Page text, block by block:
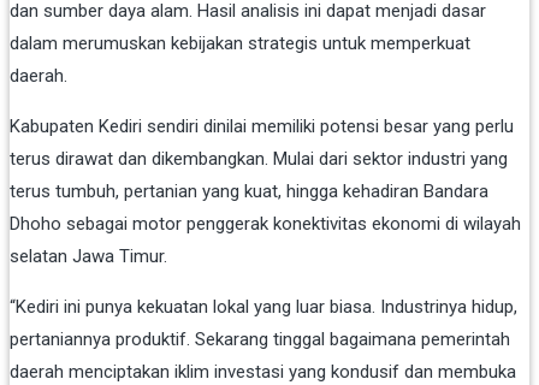
dan sumber daya alam. Hasil analisis ini dapat menjadi dasar
dalam merumuskan kebijakan strategis untuk memperkuat
daerah.
Kabupaten Kediri sendiri dinilai memiliki potensi besar yang perlu
terus dirawat dan dikembangkan. Mulai dari sektor industri yang
terus tumbuh, pertanian yang kuat, hingga kehadiran Bandara
Dhoho sebagai motor penggerak konektivitas ekonomi di wilayah
selatan Jawa Timur.
“Kediri ini punya kekuatan lokal yang luar biasa. Industrinya hidup,
pertaniannya produktif. Sekarang tinggal bagaimana pemerintah
daerah menciptakan iklim investasi yang kondusif dan membuka